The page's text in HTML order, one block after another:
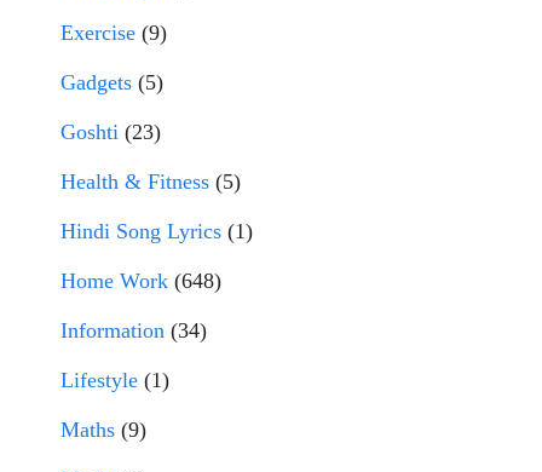
Exercise (9)
Gadgets (5)
Goshti (23)
Health & Fitness (5)
Hindi Song Lyrics (1)
Home Work (648)
Information (34)
Lifestyle (1)
Maths (9)